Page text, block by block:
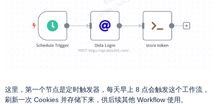
这里，第一个节点是定时触发器，每天早上 8 点会触发这个工作流，
刷新一次 Cookies 并存储下来，供后续其他 Workflow 使用。